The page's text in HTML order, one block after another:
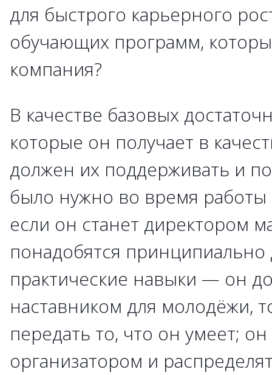
для быстрого карьерного
обучающих программ,
компания?
В качестве базовых
которые он получает в
должен их поддерживать и
было нужно во время
если он станет директором
понадобятся принципиально
практические навыки — он
наставником для молодёжи,
передать то, что он умеет;
организатором и